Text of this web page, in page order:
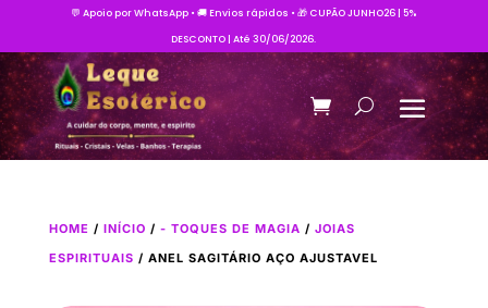
💬 Apoio por WhatsApp • 🚚 Envios rápidos • 🎁 CUPÃO JUNHO26 | 5%
DESCONTO | Até 30/06/2026.
HOME / INÍCIO / - TOQUES DE MAGIA / JOIAS
ESPIRITUAIS / ANEL SAGITÁRIO AÇO AJUSTAVEL